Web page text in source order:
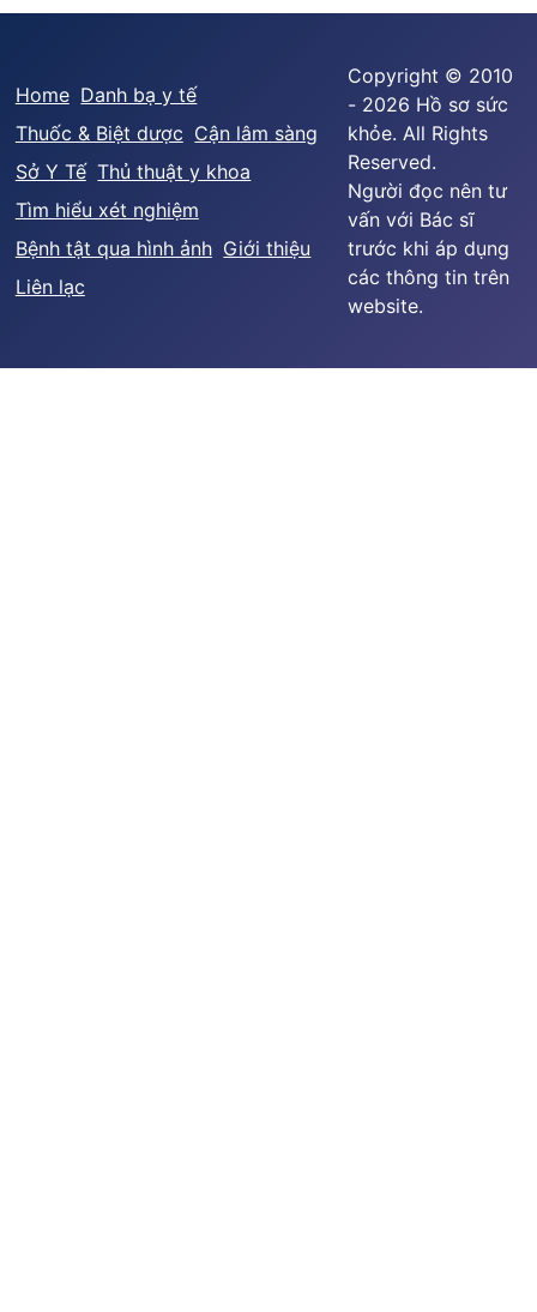
Home Danh bạ y tế
Thuốc & Biệt dược Cận lâm sàng
Sở Y Tế Thủ thuật y khoa
Tìm hiểu xét nghiệm
Bệnh tật qua hình ảnh Giới thiệu
Liên lạc
Copyright © 2010
- 2026 Hồ sơ sức
khỏe. All Rights
Reserved.
Người đọc nên tư
vấn với Bác sĩ
trước khi áp dụng
các thông tin trên
website.